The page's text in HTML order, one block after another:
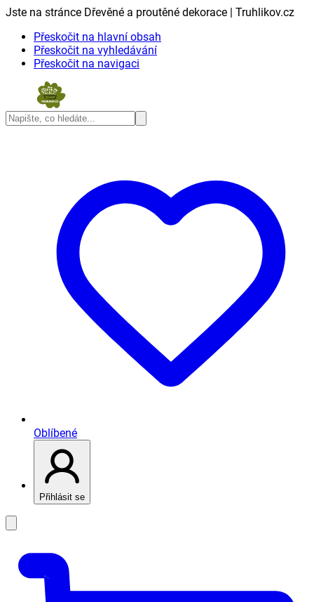
Jste na stránce Dřevěné a proutěné dekorace | Truhlikov.cz
Přeskočit na hlavní obsah
Přeskočit na vyhledávání
Přeskočit na navigaci
Oblíbené
Přihlásit se